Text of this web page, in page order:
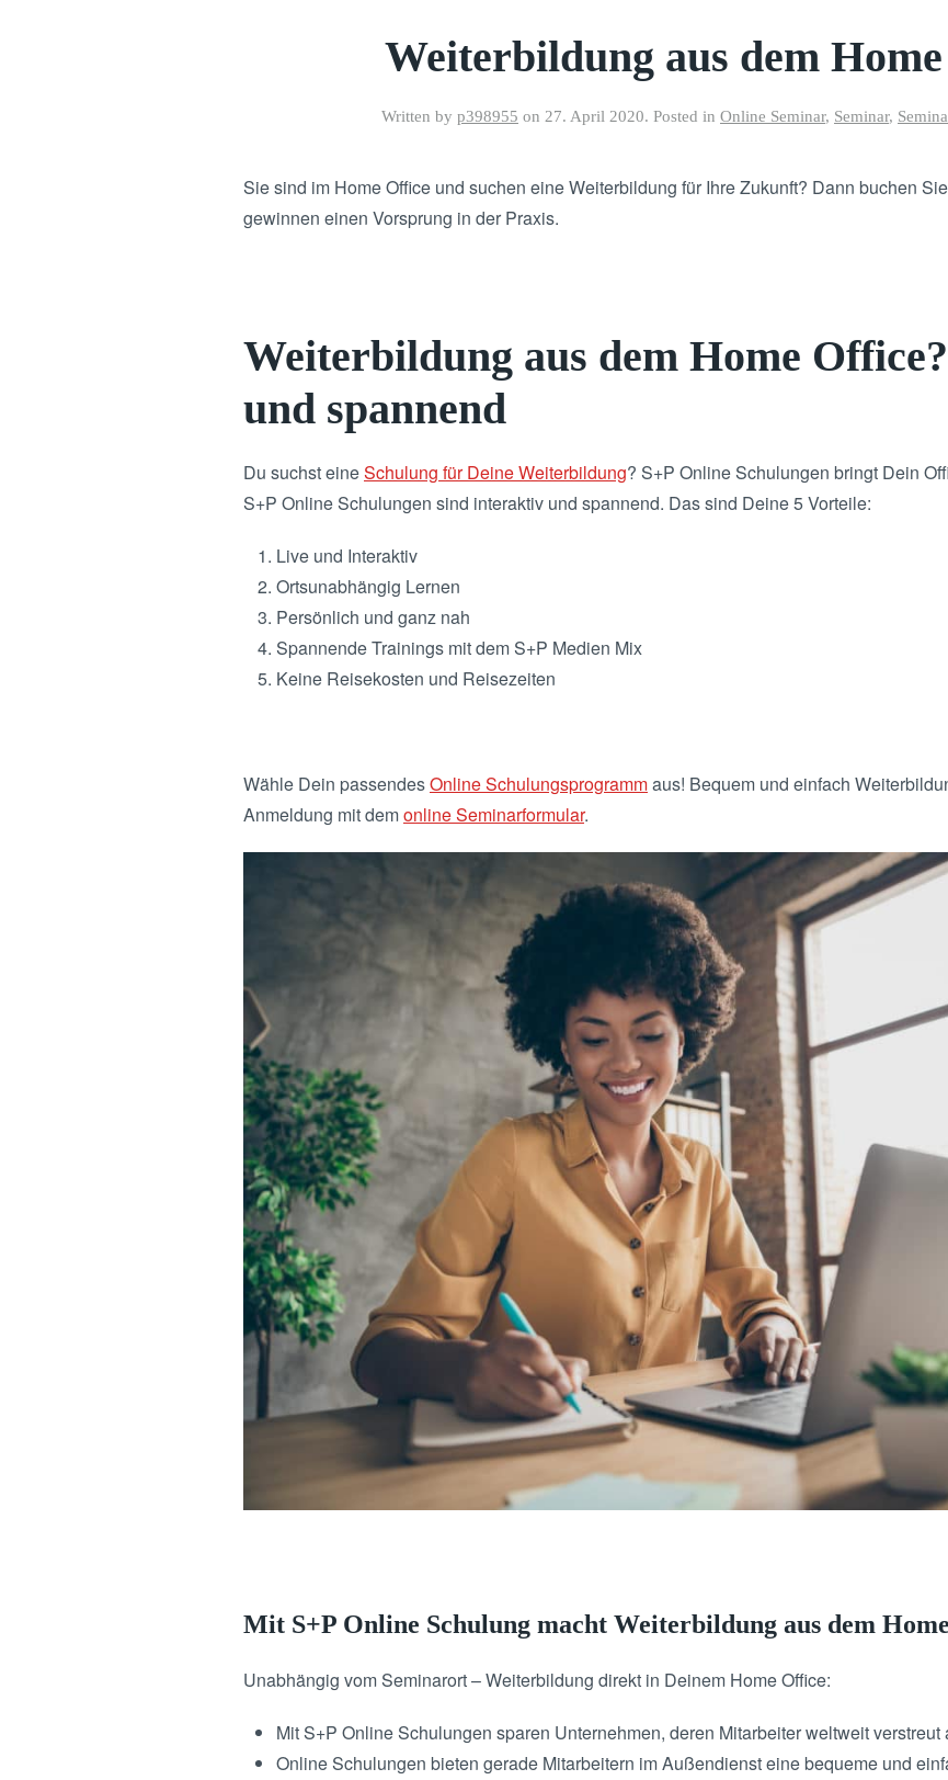
Weiterbildung aus dem
Written by p398955 on 27. April 2020. Posted in Online Seminar, Seminar,
Sie sind im Home Office und suchen eine Weiterbildung für Ihre Zukunft? Dann buchen
gewinnen einen Vorsprung in der Praxis.
Weiterbildung aus dem Home
und spannend
Du suchst eineSchulung für Deine Weiterbildung? S+P Online Schulungen bringt Dein
S+P Online Schulungen sind interaktiv und spannend. Das sind Deine 5 Vorteile:
Live und Interaktiv
Ortsunabhängig Lernen
Persönlich und ganz nah
Spannende Trainings mit dem S+P Medien Mix
Keine Reisekosten und Reisezeiten
Wähle Dein passendesOnline Schulungsprogrammaus! Bequem und einfach
Anmeldung mit demonline Seminarformular.
Mit S+P Online Schulung macht Weiterbildung aus dem
Unabhängig vom Seminarort – Weiterbildung direkt in Deinem Home Office:
Mit S+P Online Schulungen sparen Unternehmen, deren Mitarbeiter weltweit
Online Schulungen bieten gerade Mitarbeitern im Außendienst eine bequeme und